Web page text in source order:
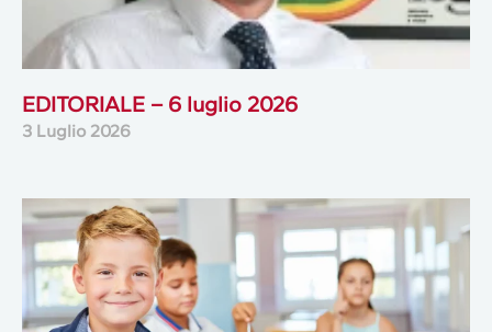
EDITORIALE – 6 luglio 2026
3 Luglio 2026